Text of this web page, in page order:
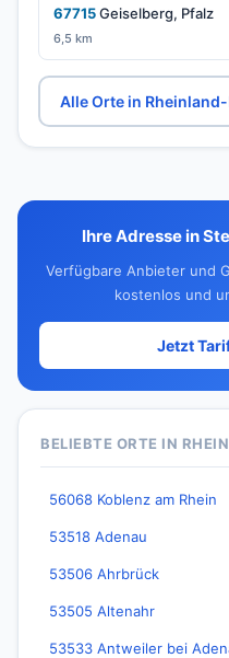
67715Geiselberg, Pfalz
6,5 km
Alle Orte in
Ihre Adresse in
Verfügbare Anbieter und
kostenlos und
Jetzt
BELIEBTE ORTE IN
56068 Koblenz am Rhein
53518 Adenau
53506 Ahrbrück
53505 Altenahr
53533 Antweiler bei